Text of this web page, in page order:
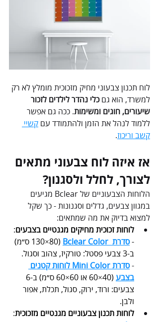
לוח תכנון צבעוני מחיק מזכוכית מומלץ לא רק
למשרד, הוא גם כלי נהדר לילדים לזכור
שיעורים, חוגים ומשימות. ככה גם אפשר
ללמוד לנהל את הזמן ולהתמודד עם קשיי
קשב וריכוז.
אז איזה לוח צבעוני מתאים
לצורך, לחלל ולסגנון?
הלוחות הצבעוניים של Bclear מגיעים
במגוון צבעים, גדלים וסגנונות - כך שקל
למצוא בדיוק את מה שמתאים:
לוחות זכוכית מחיקים מגנטיים בצבעים:
- סדרת  Bclear Color
(130×80 ס״מ)
ב-3 צבעי פסטל: טורקיז, צהוב וסגול.
-
סדרת Mini Color לוחות קטנים
בצבע
צבעים: ורוד, ירוק, סגול, תכלת, אפור
ולבן.
לוחות תכנון צבעוניים מגנטיים מזכוכית: